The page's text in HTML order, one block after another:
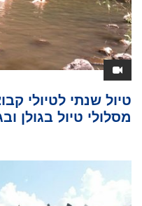
טיול שנתי לטיולי
מסלולי טיול בגולן